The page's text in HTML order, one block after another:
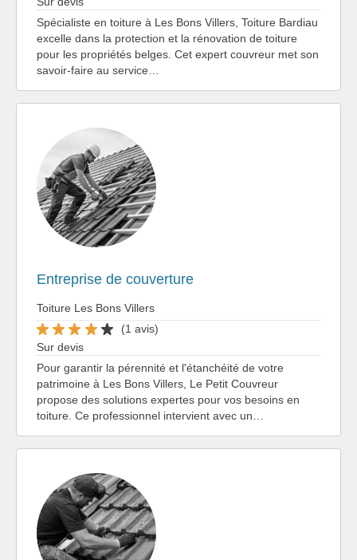
Spécialiste en toiture à Les Bons Villers, Toiture Bardiau
excelle dans la protection et la rénovation de toiture
pour les propriétés belges. Cet expert couvreur met son
savoir-faire au service…
Entreprise de couverture
Toiture Les Bons Villers
(1 avis)
Sur devis
Pour garantir la pérennité et l'étanchéité de votre
patrimoine à Les Bons Villers, Le Petit Couvreur
propose des solutions expertes pour vos besoins en
toiture. Ce professionnel intervient avec un…